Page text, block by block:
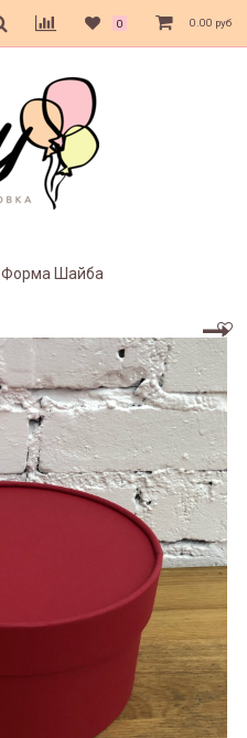
0 0.00 руб
Форма Шайба